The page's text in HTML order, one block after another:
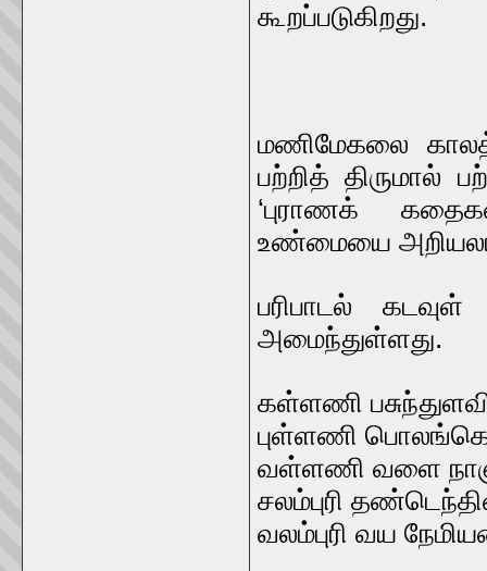
கூறப்படுகிறது.
மணிமேகலை
பற்றித் திருமால்
‘புராணக்
உண்மையை
பரிபாடல் கடவுள்
அமைந்துள்ளது.
கள்ளணி
புள்ளணி
வள்ளணி வளை
சலம்புரி
வலம்புரி வய